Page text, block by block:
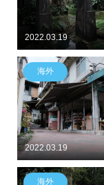
2022.03.19
2022.03.19
海外
海外